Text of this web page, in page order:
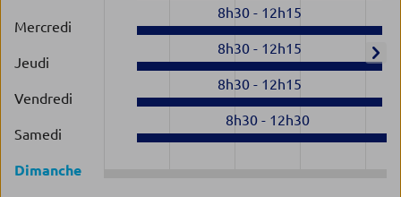
Mercredi
8h30- 12h15
Jeudi
8h30- 12h15
Vendredi
8h30- 12h15
Samedi
8h30- 12h30
Dimanche